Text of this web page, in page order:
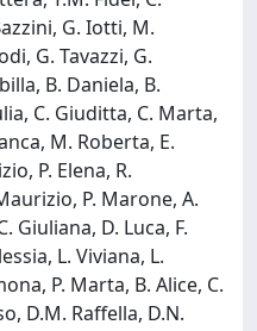
G. Iotti, M.
G. Tavazzi, G.
B. Daniela, B.
C. Giuditta, C. Marta,
M. Roberta, E.
P. Elena, R.
P. Marone, A.
Giuliana, D. Luca, F.
L. Viviana, L.
P. Marta, B. Alice, C.
D.M. Raffella, D.N.